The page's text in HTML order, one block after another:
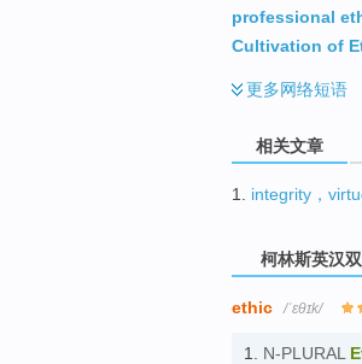
professional
Cultivation of
更多网络短语
相关文章
1. integrity，
柯林斯英汉
ethic /ˈɛθɪk/
1. N-PLURAL